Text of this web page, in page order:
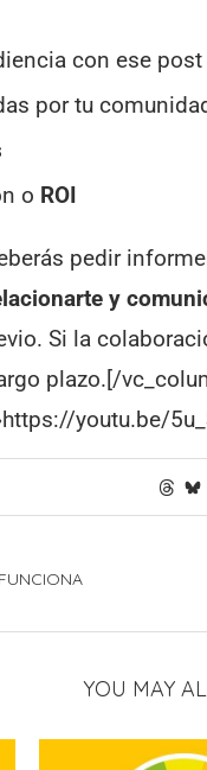
con ese post
por tu
o ROI
pedir
y
Si la
plazo.[/
youtu.be/
YOU MAY